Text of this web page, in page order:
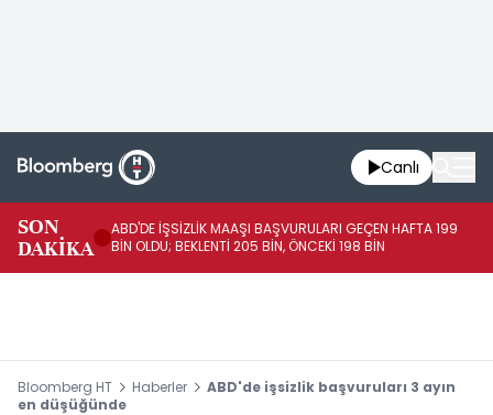
Canlı
SON
DAKİKA
ABD'DE İŞSİZLİK MAAŞI BAŞVURULARI GEÇEN HAFTA 199
BİN OLDU; BEKLENTİ 205 BİN, ÖNCEKİ 198 BİN
Bloomberg HT Haberler
ABD'de işsizlik başvuruları 3 ayın
en düşüğünde